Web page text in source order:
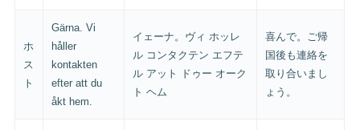
ホ
ス
ト
Gärna. Vi
håller
kontakten
efter att du
åkt hem.
イェーナ。ヴィ ホッレ
ル コンタクテン エフテ
ル アット ドゥー オーク
ト ヘム
喜んで。ご帰
国後も連絡を
取り合いまし
ょう。